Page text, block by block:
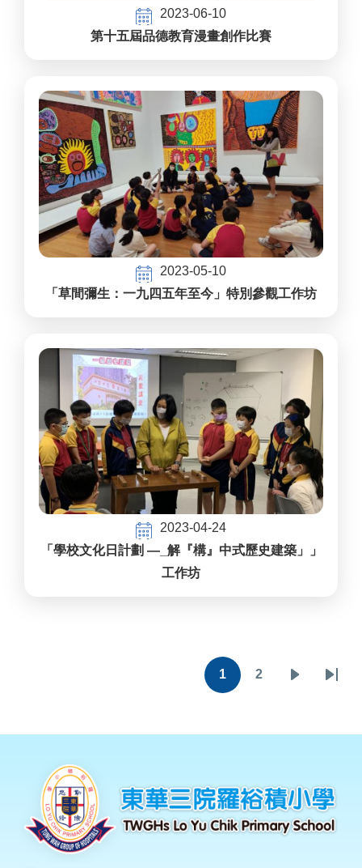
2023-06-10
第十五屆品德教育漫畫創作比賽
2023-05-10
「草間彌生：一九四五年至今」特別參觀工作坊
2023-04-24
「學校文化日計劃 —_解『構』中式歷史建築」」
工作坊
目
1 2
Last